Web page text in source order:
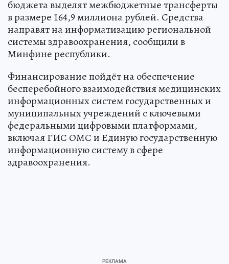
бюджета выделят межбюджетные трансферты
в размере 164,9 миллиона рублей. Средства
направят на информатизацию региональной
системы здравоохранения, сообщили в
Минфине республики.
Финансирование пойдёт на обеспечение
бесперебойного взаимодействия медицинских
информационных систем государственных и
муниципальных учреждений с ключевыми
федеральными цифровыми платформами,
включая ГИС ОМС и Единую государственную
информационную систему в сфере
здравоохранения.